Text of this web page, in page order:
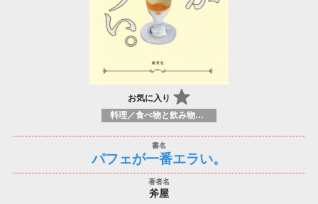
お気に入り
料理／食べ物と飲み物／食に関する記述
パフェが一番エラい。
斧屋